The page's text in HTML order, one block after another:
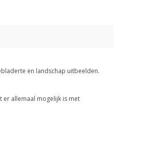
en landschap uitbeelden.
allemaal mogelijk is met